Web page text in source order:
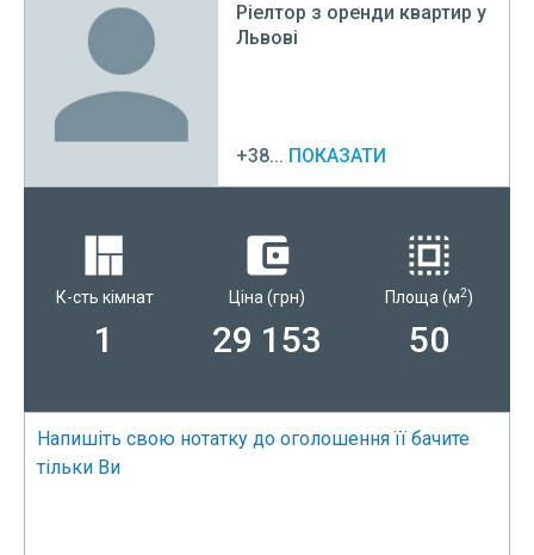
Ріелтор з оренди квартир у
Львові
+38... ПОКАЗАТИ
К-сть кімнат
1
Ціна (грн)
29 153
Площа (м2)
50
Напишіть свою нотатку до оголошення її бачите
тільки Ви